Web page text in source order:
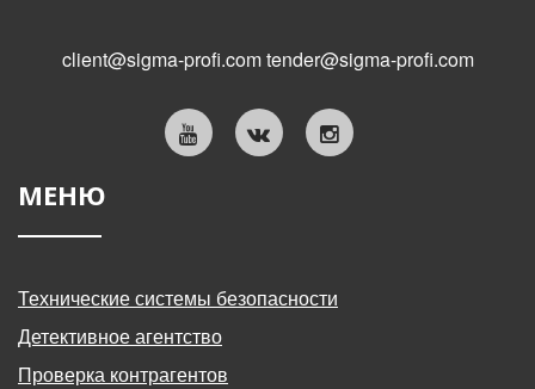
client@sigma-profi.comtender@sigma-profi.com
МЕНЮ
Технические системы безопасности
Детективное агентство
Проверка контрагентов